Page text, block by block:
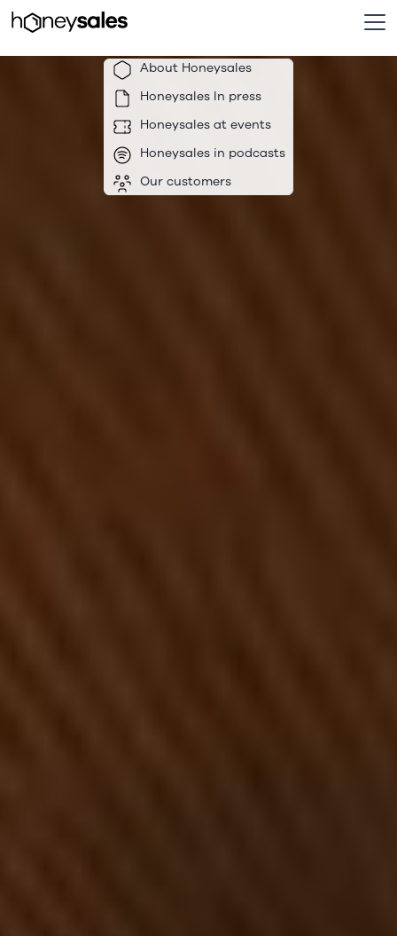
About Honeysales
Honeysales In press
Honeysales at events
Honeysales in podcasts
Our customers